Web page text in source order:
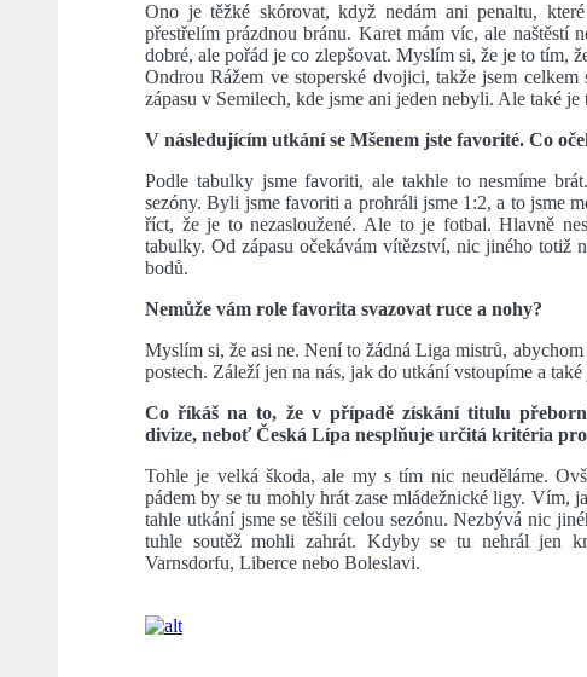
Ono je těžké skórovat, když nedám ani penaltu,
přestřelím prázdnou bránu. Karet mám víc, ale naštěstí
dobré, ale pořád je co zlepšovat. Myslím si, že je to tím,
Ondrou Rážem ve stoperské dvojici, takže jsem
zápasu v Semilech, kde jsme ani jeden nebyli. Ale také
V následujícím utkání se Mšenem jste favorité. Co
Podle tabulky jsme favoriti, ale takhle to nesmíme
sezóny. Byli jsme favoriti a prohráli jsme 1:2, a to jsme
říct, že je to nezasloužené. Ale to je fotbal. Hlavně
tabulky. Od zápasu očekávám vítězství, nic jiného totiž
bodů.
Nemůže vám role favorita svazovat ruce a nohy?
Myslím si, že asi ne. Není to žádná Liga mistrů,
postech. Záleží jen na nás, jak do utkání vstoupíme a
Co říkáš na to, že v případě získání titulu
divize, neboť Česká Lípa nesplňuje určitá kritéria pro
Tohle je velká škoda, ale my s tím nic neuděláme.
pádem by se tu mohly hrát zase mládežnické ligy. Vím,
tahle utkání jsme se těšili celou sezónu. Nezbývá nic
tuhle soutěž mohli zahrát. Kdyby se tu nehrál jen
Varnsdorfu, Liberce nebo Boleslavi.